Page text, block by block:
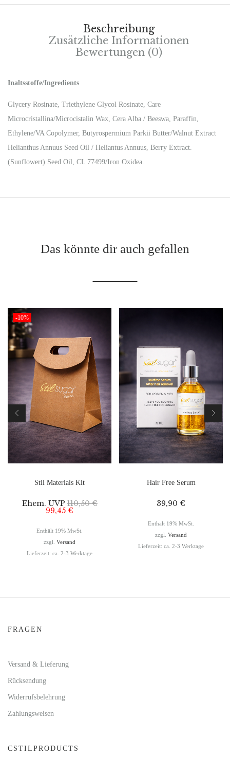
Beschreibung
Zusätzliche Informationen
Bewertungen (0)
Inaltsstoffe/Ingredients
Glycery Rosinate, Triethylene Glycol Rosinate, Care
Microcristallina/Microcistalin Wax, Cera Alba / Beeswa, Paraffin,
Ethylene/VA Copolymer, Butyrospermium Parkii Butter/Walnut Extract
Helianthus Annuus Seed Oil / Heliantus Annuus, Berry Extract.
(Sunflowert) Seed Oil, CL 77499/Iron Oxidea.
Das könnte dir auch gefallen
-10%
Stil Materials Kit
Ehem. UVP 110,50€
99,45 €
Enthält 19% MwSt.
zzgl. Versand
Lieferzeit: ca. 2-3 Werktage
Hair Free Serum
39,90 €
Enthält 19% MwSt.
zzgl. Versand
Lieferzeit: ca. 2-3 Werktage
FRAGEN
Versand & Lieferung
Rücksendung
Widerrufsbelehrung
Zahlungsweisen
CSTILPRODUCTS